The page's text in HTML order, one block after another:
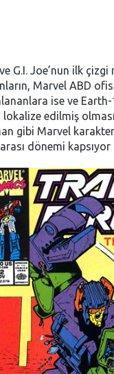
Joe’nun ilk çizgi
Marvel ABD
ise ve Earth-
edilmiş
gibi Marvel
dönemi kapsıyor